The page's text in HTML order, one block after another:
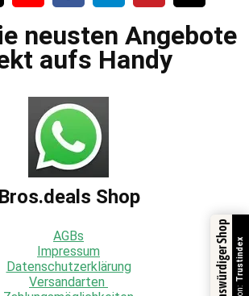
neusten Angebote
aufs Handy
Bros.deals Shop
AGBs
Impressum
Datenschutzerklärung
Versandarten
Trustindex